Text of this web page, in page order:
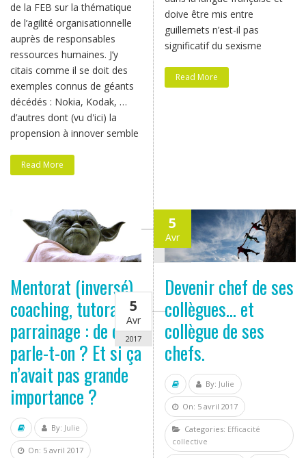
de la FEB sur la thématique
de l’agilité organisationnelle
auprès de responsables
ressources humaines. J’y
citais comme il se doit des
exemples connus de géants
décédés : Nokia, Kodak, …
d’autres dont (vu d'ici) la
propension à innover semble
Read More
doive être mis entre
guillemets n’est-il pas
significatif du sexisme
Read More
5
Avr
2017
Mentorat (inversé),
coaching, tutorat,
parrainage : de quoi
parle-t-on ? Et si ça
n’avait pas grande
importance ?
By: Julie
On: 5 avril 2017
5
Avr
2017
Devenir chef de ses
collègues… et
collègue de ses
chefs.
By: Julie
On: 5 avril 2017
Categories: Efficacité
collective